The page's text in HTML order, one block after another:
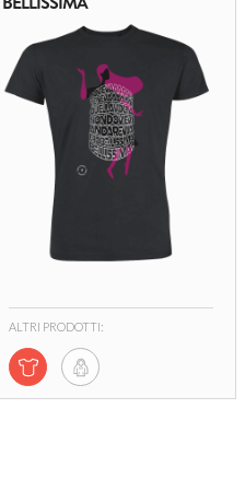
ALTRI PRODOTTI: